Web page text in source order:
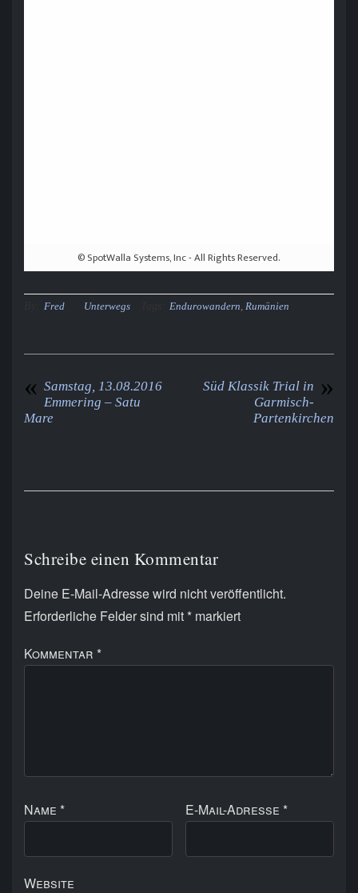
Fred Unterwegs Endurowandern Rumänien
« Samstag, 13.08.2016
Emmering – Satu
Mare
»
Süd Klassik Trial in
Garmisch-
Partenkirchen
Schreibe einen Kommentar
Deine E-Mail-Adresse wird nicht veröffentlicht.
Erforderliche Felder sind mit * markiert
Kommentar *
Name * E-Mail-Adresse *
Website